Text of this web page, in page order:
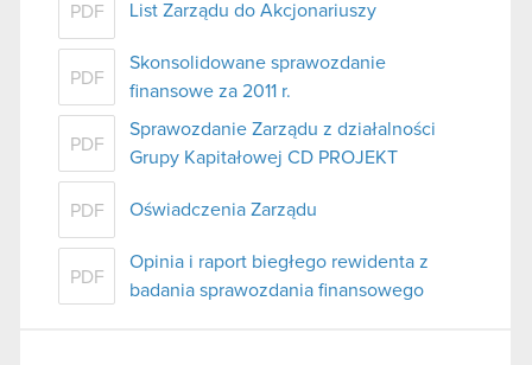
PDF List Zarządu do Akcjonariuszy
PDF
Skonsolidowane sprawozdanie
finansowe za 2011 r.
PDF
Sprawozdanie Zarządu z działalności
Grupy Kapitałowej CD PROJEKT
PDF Oświadczenia Zarządu
PDF
Opinia i raport biegłego rewidenta z
badania sprawozdania finansowego